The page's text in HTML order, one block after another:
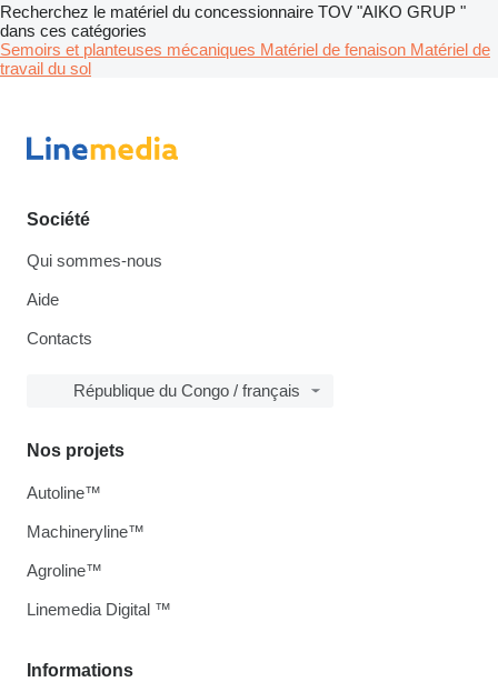
Recherchez le matériel du concessionnaire TOV "AIKO GRUP "
dans ces catégories
Semoirs et planteuses mécaniques Matériel de fenaison Matériel de
travail du sol
Société
Qui sommes-nous
Aide
Contacts
République du Congo / français
Informations
Nos projets
Autoline™
Machineryline™
Agroline™
Linemedia Digital ™